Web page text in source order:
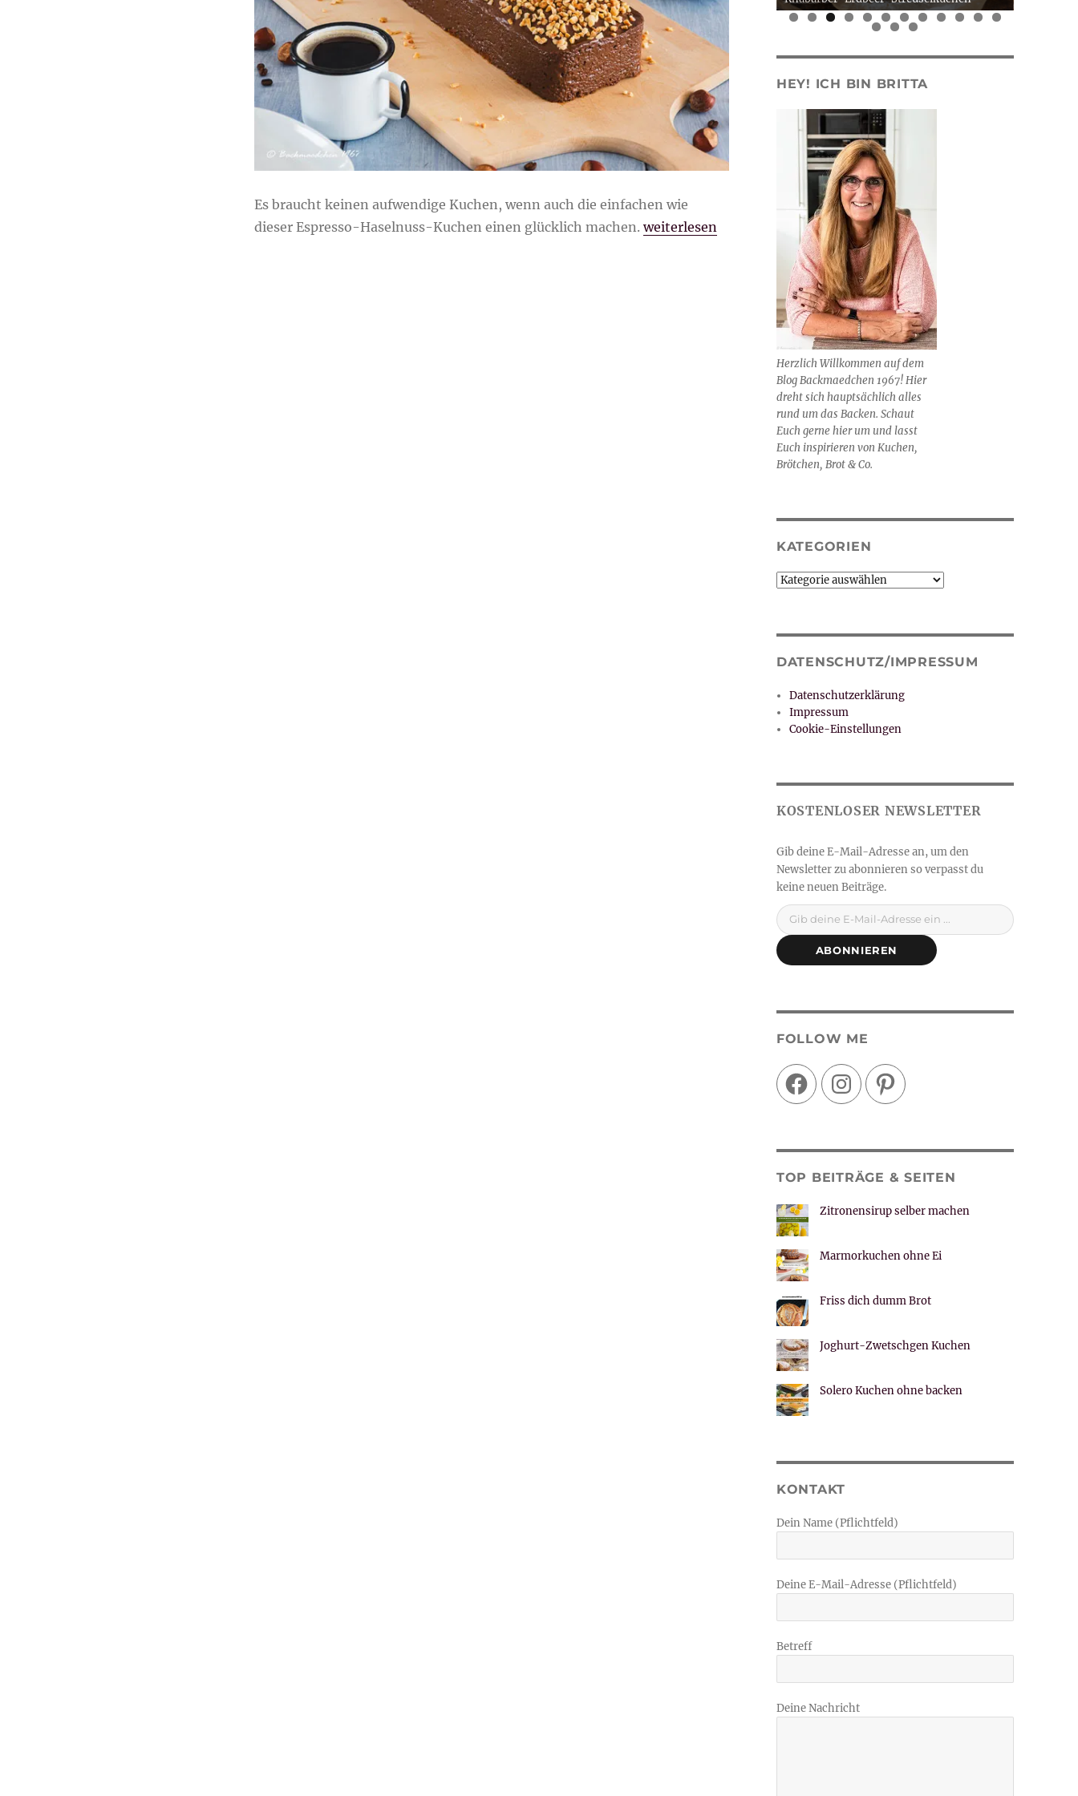
Es braucht keinen aufwendige Kuchen, wenn auch die einfachen wie
dieser Espresso-Haselnuss-Kuchen einen glücklich machen.„Espresso-Haselnuss-Kuchen“
weiterlesen
0
1 2
3 4 5
HEY! ICH BIN BRITTA
Herzlich Willkommen auf dem
Blog Backmaedchen 1967! Hier
dreht sich hauptsächlich alles
rund um das Backen. Schaut
Euch gerne hier um und lasst
Euch inspirieren von Kuchen,
Brötchen, Brot & Co.
KATEGORIEN
Kategorien
DATENSCHUTZ/IMPRESSUM
Datenschutzerklärung
Impressum
Cookie-Einstellungen
Gib deine E-Mail-Adresse ein ...
ABONNIEREN
FOLLOW ME
FacebookInstagramPinterest
TOP BEITRÄGE & SEITEN
Zitronensirup selber machen
Marmorkuchen ohne Ei
Friss dich dumm Brot
Joghurt-Zwetschgen Kuchen
Solero Kuchen ohne backen
KONTAKT
Dein Name (Pflichtfeld)
Deine E-Mail-Adresse (Pflichtfeld)
Betreff
Deine Nachricht